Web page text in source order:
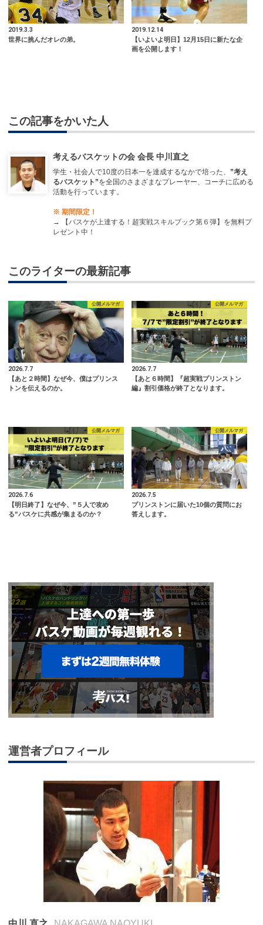
2019.3.3
世界に挑んだオレの弟。
2019.12.14
【いよいよ明日】12月15日に新たな企
画を公開します！
この記事をかいた人
考えるバスケットの会 会長 中川直之
学生・社会人で10度の日本一を達成するなかで培った、 ”考え
るバスケット”を全国のさまざまなプレーヤー、コーチに広める
活動を行っています。
※ 期間限定！
→
【バスケが上達する！超実戦スキルブック第６弾】を無料プ
レゼント中！
このライターの最新記事
公開メルマガ
2026.7.7
【あと２時間】なぜ今、僕はプリンス
トンを伝えるのか。
公開メルマガ
2026.7.7
【あと６時間】『超実戦プリンストン
編』割引価格が終了となります。
公開メルマガ
2026.7.6
【明日終了】なぜ今、”５人で攻め
る”バスケに共感が集まるのか？
公開メルマガ
2026.7.5
プリンストンに届いた10個の質問にお
答えします。
運営者プロフィール